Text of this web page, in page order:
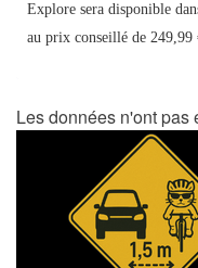
Explore sera disponible
au prix conseillé de 249,99
Les données n'ont pas